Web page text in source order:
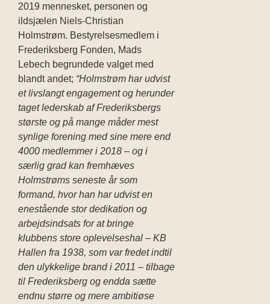
2019 mennesket, personen og
ildsjælen Niels-Christian
Holmstrøm. Bestyrelsesmedlem i
Frederiksberg Fonden, Mads
Lebech begrundede valget med
blandt andet; “Holmstrøm har udvist
et livslangt engagement og herunder
taget lederskab af Frederiksbergs
største og på mange måder mest
synlige forening med sine mere end
4000 medlemmer i 2018 – og i
særlig grad kan fremhæves
Holmstrøms seneste år som
formand, hvor han har udvist en
enestående stor dedikation og
arbejdsindsats for at bringe
klubbens store oplevelseshal – KB
Hallen fra 1938, som var fredet indtil
den ulykkelige brand i 2011 – tilbage
til Frederiksberg og endda sætte
endnu større og mere ambitiøse